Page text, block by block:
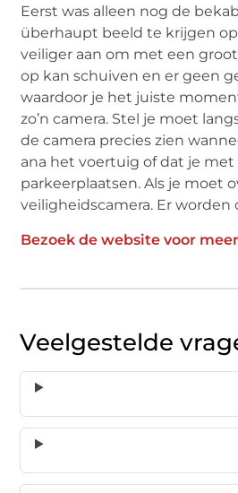
Eerst was alleen nog de
überhaupt beeld te krijgen
veiliger aan om met een
op kan schuiven en er geen
waardoor je het juiste
zo’n camera. Stel je moet
de camera precies zien
ana het voertuig of dat je
parkeerplaatsen. Als je moet
veiligheidscamera. Er
Bezoek de website voor
Veelgestelde